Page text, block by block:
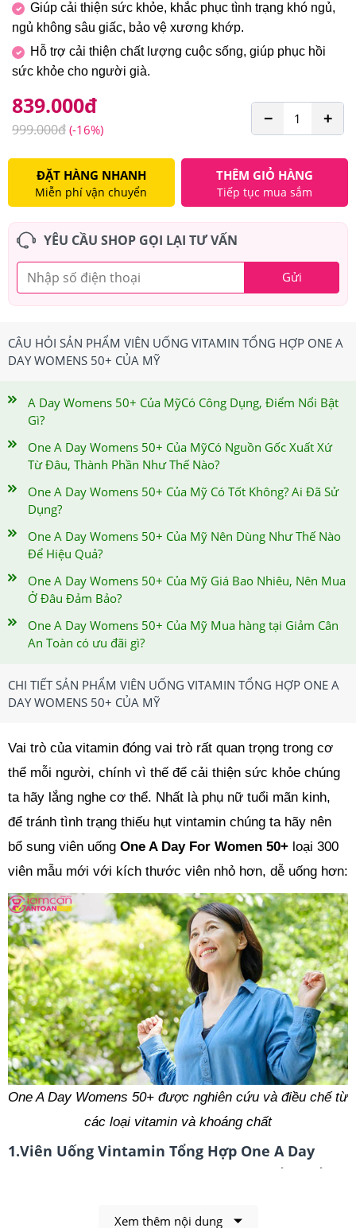
Giúp cải thiện sức khỏe, khắc phục tình trạng khó ngủ,
ngủ không sâu giấc, bảo vệ xương khớp.
Hỗ trợ cải thiện chất lượng cuộc sống, giúp phục hồi
sức khỏe cho người già.
839.000đ
999.000đ (-16%)
+
−
THÊM GIỎ HÀNG
Tiếp tục mua sắm
ĐẶT HÀNG NHANH
Miễn phí vận chuyển
YÊU CẦU SHOP GỌI LẠI TƯ VẤN
Gửi
CÂU HỎI SẢN PHẨM VIÊN UỐNG VITAMIN TỔNG HỢP ONE A
DAY WOMENS 50+ CỦA MỸ
A Day Womens 50+ Của MỹCó Công Dụng, Điểm Nổi Bật
Gì?
One A Day Womens 50+ Của MỹCó Nguồn Gốc Xuất Xứ
Từ Đâu, Thành Phần Như Thế Nào?
One A Day Womens 50+ Của Mỹ Có Tốt Không? Ai Đã Sử
Dụng?
One A Day Womens 50+ Của Mỹ Nên Dùng Như Thế Nào
Để Hiệu Quả?
One A Day Womens 50+ Của Mỹ Giá Bao Nhiêu, Nên Mua
Ở Đâu Đảm Bảo?
One A Day Womens 50+ Của Mỹ Mua hàng tại Giảm Cân
An Toàn có ưu đãi gì?
CHI TIẾT SẢN PHẨM VIÊN UỐNG VITAMIN TỔNG HỢP ONE A
DAY WOMENS 50+ CỦA MỸ
Vai trò của vitamin đóng vai trò rất quan trọng trong cơ
thể mỗi người, chính vì thế để cải thiện sức khỏe chúng
ta hãy lắng nghe cơ thể. Nhất là phụ nữ tuổi mãn kinh,
để tránh tình trạng thiếu hụt vintamin chúng ta hãy nên
bổ sung viên uống One A Day For Women 50+ loại 300
viên mẫu mới với kích thước viên nhỏ hơn, dễ uống hơn:
One A Day Womens 50+ được nghiên cứu và điều chế từ
các loại vitamin và khoáng chất
1.Viên Uống Vintamin Tổng Hợp One A Day
Womens 50+ Của MỹCó Công Dụng, Điểm Nổi
Xem thêm nội dung